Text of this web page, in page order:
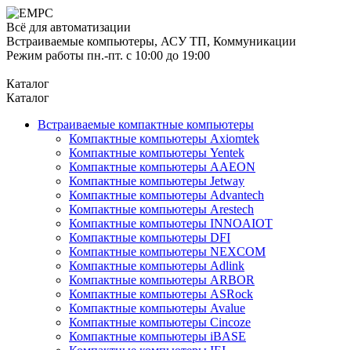
Всё для автоматизации
Встраиваемые компьютеры, АСУ ТП, Коммуникации
Режим работы пн.-пт. с 10:00 до 19:00
Каталог
Каталог
Встраиваемые компактные компьютеры
Компактные компьютеры Axiomtek
Компактные компьютеры Yentek
Компактные компьютеры AAEON
Компактные компьютеры Jetway
Компактные компьютеры Advantech
Компактные компьютеры Arestech
Компактные компьютеры INNOAIOT
Компактные компьютеры DFI
Компактные компьютеры NEXCOM
Компактные компьютеры Adlink
Компактные компьютеры ARBOR
Компактные компьютеры ASRock
Компактные компьютеры Avalue
Компактные компьютеры Cincoze
Компактные компьютеры iBASE